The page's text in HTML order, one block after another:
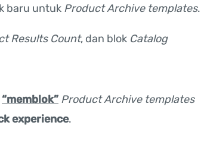
baru untuk Product Archive templates.
Results Count, dan blok Catalog
“memblok” Product Archive templates
experience.